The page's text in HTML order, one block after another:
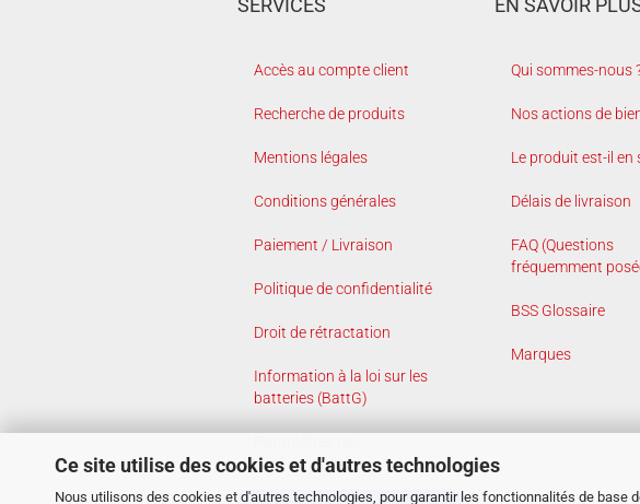
Ce site utilise des cookies et d'autres technologies
Nous utilisons des cookies et d'autres technologies, pour garantir les fonctionnalités de base
SERVICES
Accès au compte client
Recherche de produits
Mentions légales
Conditions générales
Paiement / Livraison
Politique de confidentialité
Droit de rétractation
Information à la loi sur les
batteries (BattG)
confidentialité
EN SAVOIR
Qui sommes-nous
Nos actions de
Le produit est-il en
Délais de livraison
FAQ (Questions
fréquemment
BSS Glossaire
Marques